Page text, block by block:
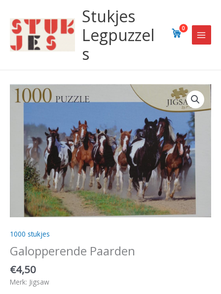
inhoud
Stukjes
Legpuzzel
s
0
1000 stukjes
Galopperende Paarden
€4,50
Merk: Jigsaw